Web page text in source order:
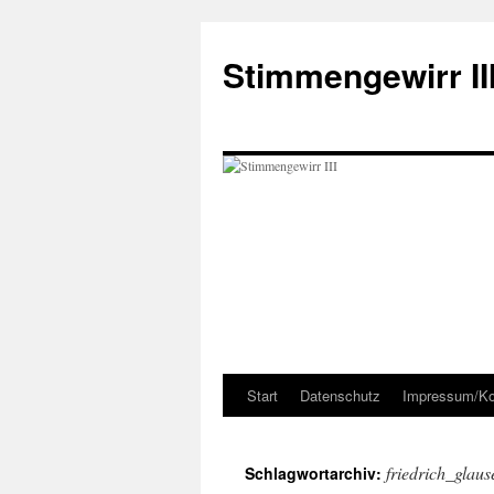
springen
Stimmengewirr
Start Datenschutz Impressum/
Schlagwortarchiv: